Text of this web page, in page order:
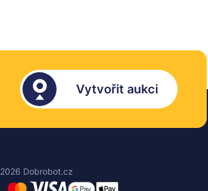
Vytvořit aukci
2026 Dobrobot.cz